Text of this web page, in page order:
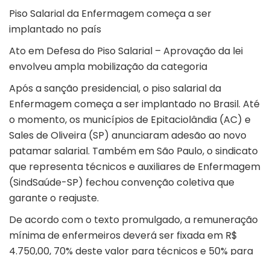
Piso Salarial da Enfermagem começa a ser
implantado no país
Ato em Defesa do Piso Salarial – Aprovação da lei
envolveu ampla mobilização da categoria
Após a sanção presidencial, o piso salarial da
Enfermagem começa a ser implantado no Brasil. Até
o momento, os municípios de Epitaciolândia (AC) e
Sales de Oliveira (SP) anunciaram adesão ao novo
patamar salarial. Também em São Paulo, o sindicato
que representa técnicos e auxiliares de Enfermagem
(SindSaúde-SP) fechou convenção coletiva que
garante o reajuste.
De acordo com o texto promulgado, a remuneração
mínima de enfermeiros deverá ser fixada em R$
4.750,00, 70% deste valor para técnicos e 50% para